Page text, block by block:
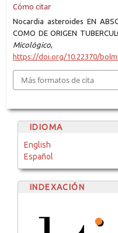
Cómo citar
Nocardia asteroides EN
COMO DE ORIGEN
Micológico
https://doi.org/10.22370/
Más formatos de cita
IDIOMA
English
Español
INDEXACIÓN